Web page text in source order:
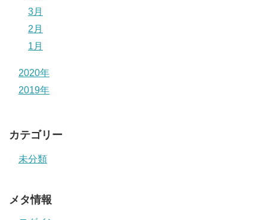
3月
2月
1月
2020年
2019年
カテゴリー
未分類
メタ情報